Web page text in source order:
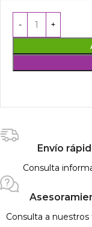
Envío
Consulta
Consulta a